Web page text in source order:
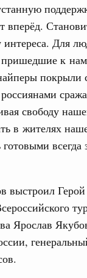
вперёд.
Для
к
покрыли
свободу
в жителях
выстроил
Ярослав
Кравцов
на
политики
обновили